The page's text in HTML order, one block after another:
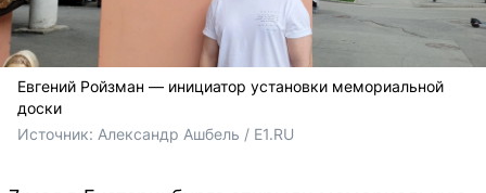
Евгений Ройзман — инициатор установки мемориальной
доски
Источник: Александр Ашбель / E1.RU